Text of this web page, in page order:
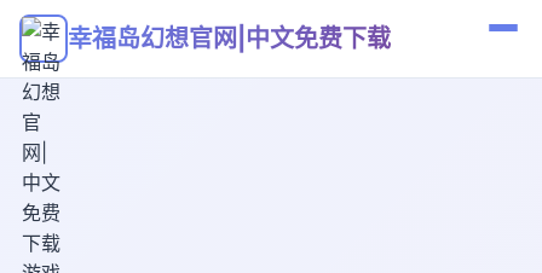
幸福岛幻想官网|中文免费下载